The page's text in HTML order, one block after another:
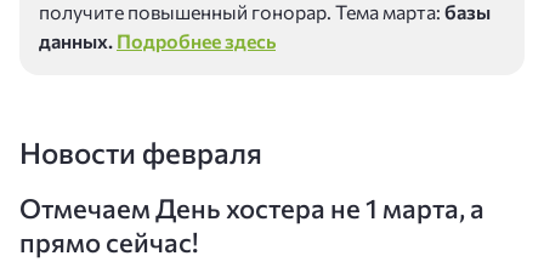
получите повышенный гонорар. Тема марта: базы
данных. Подробнее здесь
Новости февраля
Отмечаем День хостера не 1 марта, а
прямо сейчас!